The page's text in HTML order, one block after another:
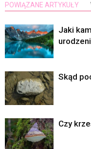
POWIĄZANE ARTYKUŁY
Jaki
Skąd
Czy